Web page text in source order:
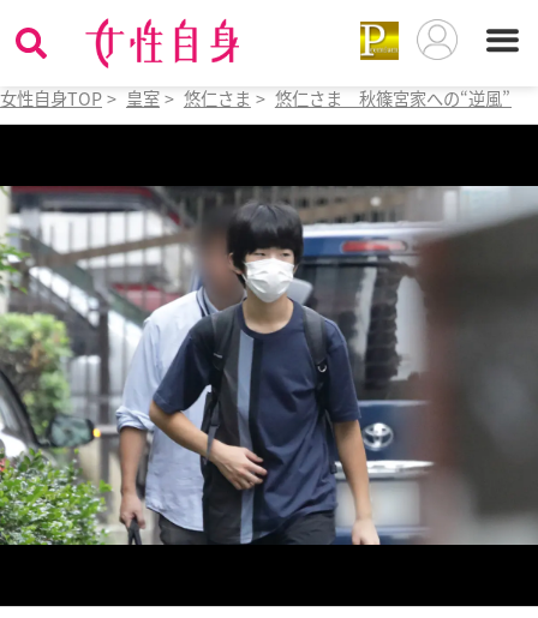
女性自身TOP > 皇室 > 悠仁さま > 悠仁さま 秋篠宮家への“逆風”に